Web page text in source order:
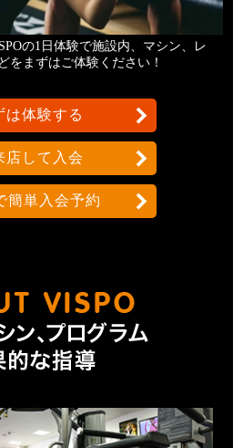
の1日体験で施設内、マシン、レ
をまずはご体験ください！
は体験する
店して入会
簡単入会予約